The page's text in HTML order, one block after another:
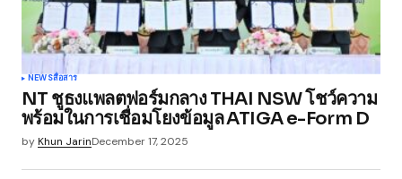
NEWSสื่อสาร
NT ชูธงแพลตฟอร์มกลาง THAI NSW โชว์ความ
พร้อมในการเชื่อมโยงข้อมูล ATIGA e-Form D
byKhun JarinDecember 17, 2025